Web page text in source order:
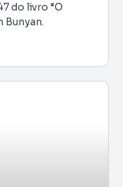
do livro “O
Bunyan.